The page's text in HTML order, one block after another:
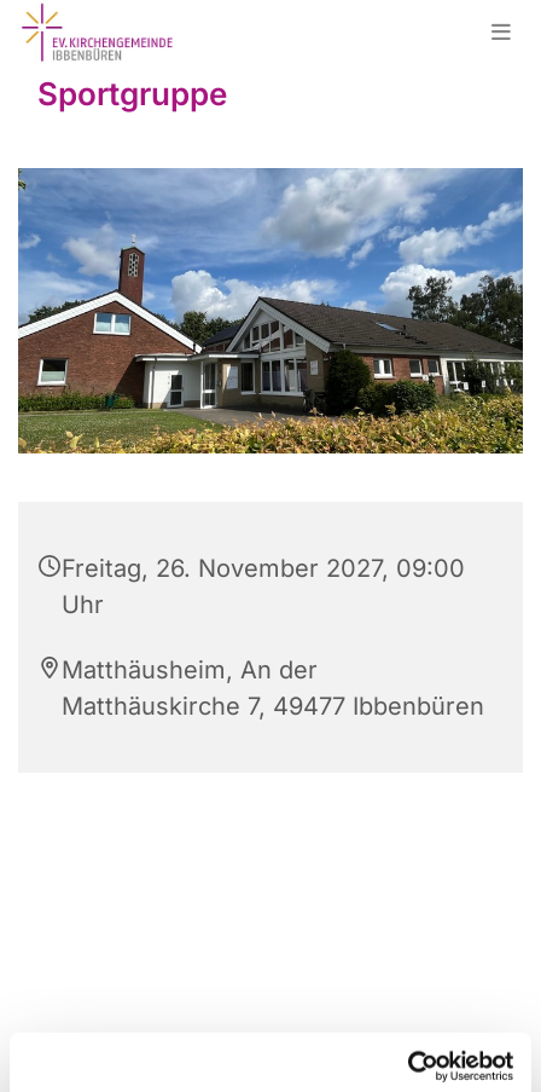
Sportgruppe
Freitag, 26. November 2027, 09:00
Uhr
Matthäusheim, An der
Matthäuskirche 7, 49477 Ibbenbüren